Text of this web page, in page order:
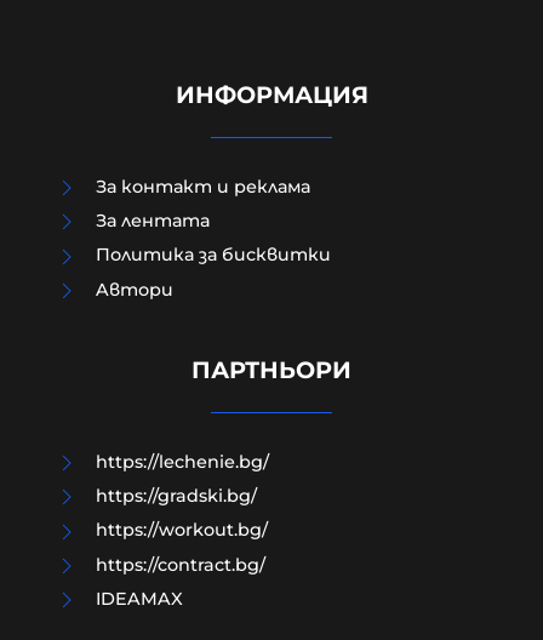
Модернизацията на бойната ни
години нехайство и саботажи
ИНФОРМАЦИЯ
За контакт и реклама
За лентата
Политика за бисквитки
Aвтори
ПАРТНЬОРИ
https://lechenie.bg/
https://gradski.bg/
https://workout.bg/
https://contract.bg/
IDEAMAX